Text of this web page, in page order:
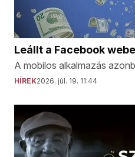
Leállt a Facebook
A mobilos alkalmazás
HÍREK2026. júl. 19. 11:44